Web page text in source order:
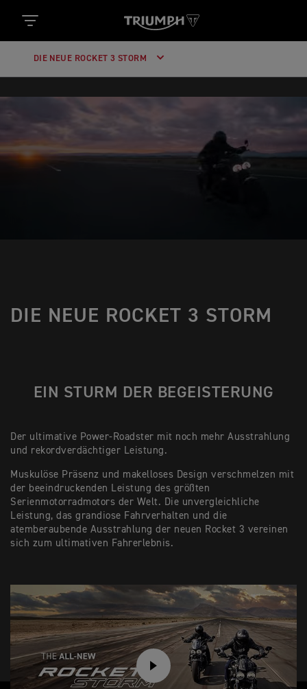
DIE NEUE ROCKET 3 STORM
DIE NEUE ROCKET 3 STORM
EIN STURM DER BEGEISTERUNG
Der ultimative Power-Roadster mit noch mehr Ausstrahlung
und rekordverdächtiger Leistung.
Muskulöse Präsenz und makelloses Design verschmelzen mit
der beeindruckenden Leistung des größten
Serienmotorradmotors der Welt. Die unvergleichliche
Leistung, das grandiose Fahrverhalten und die
atemberaubende Ausstrahlung der neuen Rocket 3 vereinen
sich zum ultimativen Fahrerlebnis.
PLAY